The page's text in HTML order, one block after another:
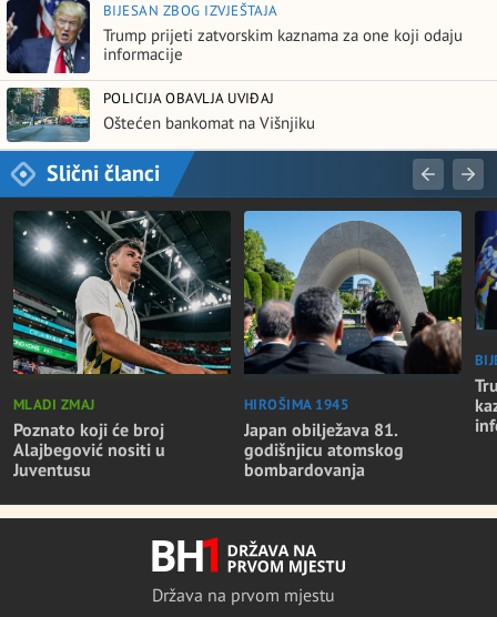
BIJESAN ZBOG IZVJEŠTAJA
Trump prijeti zatvorskim kaznama za one koji odaju
informacije
POLICIJA OBAVLJA UVIĐAJ
Oštećen bankomat na Višnjiku
Slični članci
MLADI ZMAJ
Poznato koji će broj
Alajbegović nositi u
Juventusu
HIROŠIMA 1945
Japan obilježava 81.
godišnjicu atomskog
bombardovanja
Država na prvom mjestu